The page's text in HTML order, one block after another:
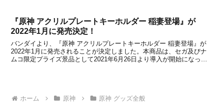
『原神 アクリルプレートキーホルダー 稲妻登場』が
2022年1月に発売決定！
バンダイより、『原神 アクリルプレートキーホルダー 稲妻登場』が
2022年1月に発売されることが決定しました。本商品は、セガ及びナ
ムコ限定プライズ景品として2021年6月26日より導入が開始になっ
ホーム 原神 原神 グッズ全般